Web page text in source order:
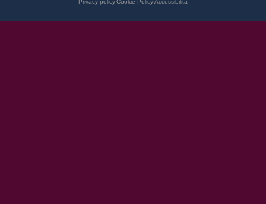
Privacy policyCookie PolicyAccessibilità